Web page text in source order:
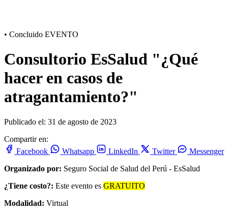
• Concluido EVENTO
Consultorio EsSalud "¿Qué
hacer en casos de
atragantamiento?"
Publicado el: 31 de agosto de 2023
Compartir en:
Facebook
Whatsapp LinkedIn Twitter
Messenger
Organizado por: Seguro Social de Salud del Perú - EsSalud
¿Tiene costo?: Este evento es GRATUITO
Modalidad: Virtual